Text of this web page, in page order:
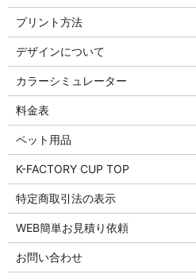
プリント方法
デザインについて
カラーシミュレーター
料金表
ペット用品
K-FACTORY CUP TOP
特定商取引法の表示
WEB簡単お見積り依頼
お問い合わせ